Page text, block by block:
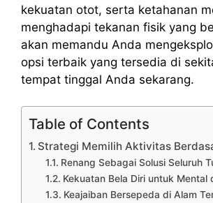
kekuatan otot, serta ketahanan
menghadapi tekanan fisik yang
akan memandu Anda
opsi terbaik yang tersedia di
tempat tinggal Anda sekarang.
Table of Contents
Strategi Memilih Aktivitas
Renang Sebagai Solusi Seluruh
Kekuatan Bela Diri untuk Mental
Keajaiban Bersepeda di Alam